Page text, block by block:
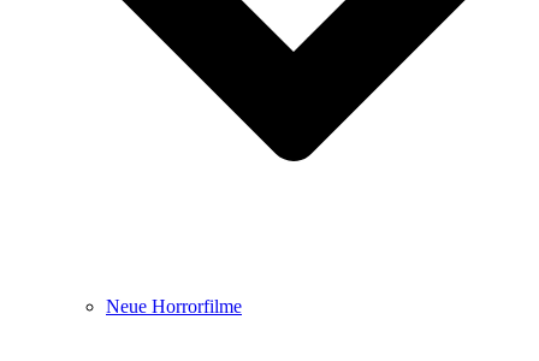
Neue Horrorfilme